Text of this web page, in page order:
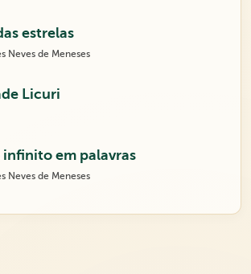
estrelas
Neves de Meneses
Licuri
infinito em palavras
Neves de Meneses